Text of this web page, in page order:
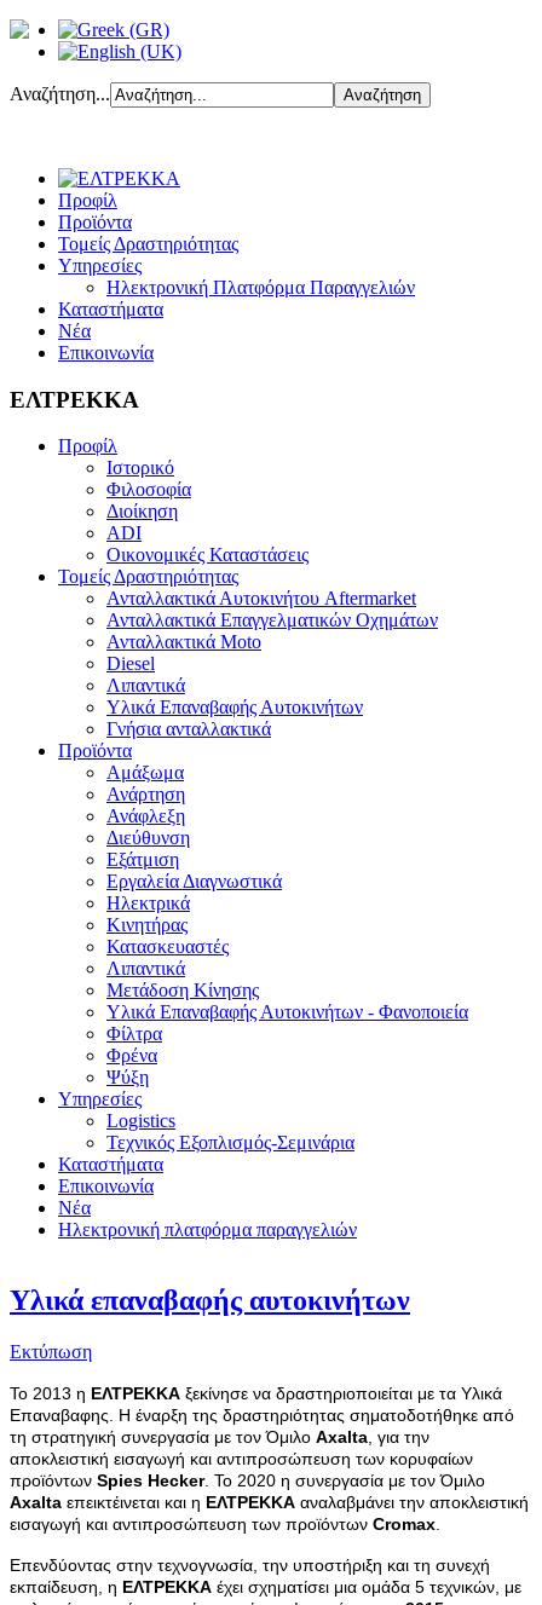
Αναζήτηση...
Προφίλ
Προϊόντα
Τομείς Δραστηριότητας
Υπηρεσίες
Ηλεκτρονική Πλατφόρμα Παραγγελιών
Καταστήματα
Νέα
Επικοινωνία
ΕΛΤΡΕΚΚΑ
Προφίλ
Ιστορικό
Φιλοσοφία
Διοίκηση
ADI
Οικονομικές Καταστάσεις
Τομείς Δραστηριότητας
Ανταλλακτικά Αυτοκινήτου Aftermarket
Ανταλλακτικά Επαγγελματικών Οχημάτων
Ανταλλακτικά Moto
Diesel
Λιπαντικά
Υλικά Επαναβαφής Αυτοκινήτων
Γνήσια ανταλλακτικά
Προϊόντα
Αμάξωμα
Ανάρτηση
Ανάφλεξη
Διεύθυνση
Εξάτμιση
Εργαλεία Διαγνωστικά
Ηλεκτρικά
Κινητήρας
Κατασκευαστές
Λιπαντικά
Μετάδοση Κίνησης
Υλικά Επαναβαφής Αυτοκινήτων - Φανοποιεία
Φίλτρα
Φρένα
Ψύξη
Υπηρεσίες
Logistics
Τεχνικός Εξοπλισμός-Σεμινάρια
Καταστήματα
Επικοινωνία
Νέα
Ηλεκτρονική πλατφόρμα παραγγελιών
Υλικά επαναβαφής αυτοκινήτων
Εκτύπωση
Το 2013 η ΕΛΤΡΕΚΚΑ ξεκίνησε να δραστηριοποιείται με τα Υλικά
Επαναβαφης. Η έναρξη της δραστηριότητας σηματοδοτήθηκε από
τη στρατηγική συνεργασία με τον Όμιλο Axalta, για την
αποκλειστική εισαγωγή και αντιπροσώπευση των κορυφαίων
προϊόντων Spies Hecker
Axalta επεικτέινεται και η ΕΛΤΡΕΚΚΑ αναλαβμάνει την αποκλειστική
εισαγωγή και αντιπροσώπευση των προϊόντων Cromax.
Επενδύοντας στην τεχνογνωσία, την υποστήριξη και τη συνεχή
εκπαίδευση, η ΕΛΤΡΕΚΚΑ έχει σχηματίσει μια ομάδα 5 τεχνικών, με